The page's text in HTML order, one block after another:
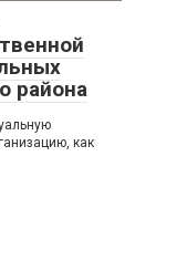
района
как